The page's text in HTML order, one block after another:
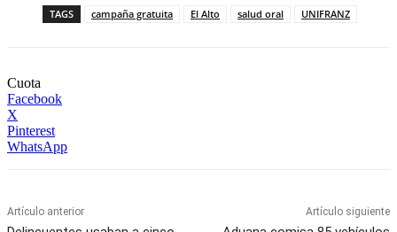
TAGS campaña gratuita El Alto salud oral UNIFRANZ
Cuota
Facebook
X
Pinterest
WhatsApp
Artículo anterior Artículo siguiente